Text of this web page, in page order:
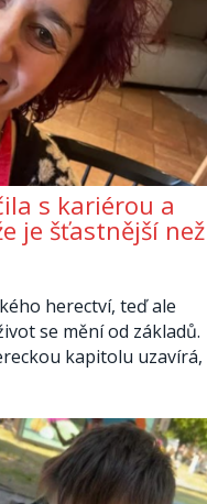
s kariérou a
je šťastnější než
herectví, teď ale
se mění od základů.
kapitolu uzavírá,